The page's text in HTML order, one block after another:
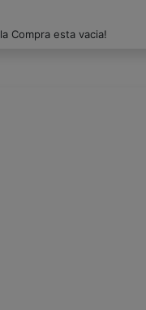
Compra esta vacia!